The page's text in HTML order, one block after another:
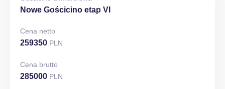
Nowe Gościcino etap VI
Cena netto
259350 PLN
Cena brutto
285000 PLN